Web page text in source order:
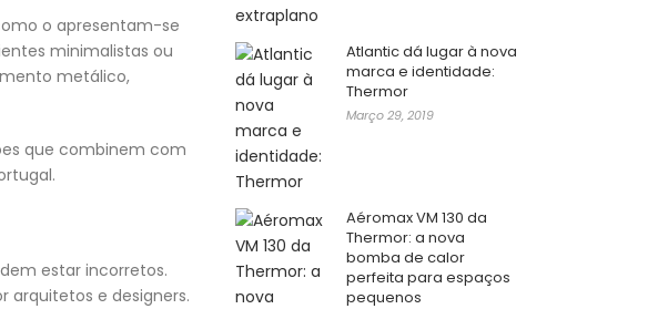
o apresentam-se
minimalistas ou
metálico,
que combinem com
arquitetos e designers.
Atlantic dá lugar à nova
marca e identidade:
Thermor
Março 29, 2019
Aéromax VM 130 da
Thermor: a nova
bomba de calor
perfeita para espaços
pequenos